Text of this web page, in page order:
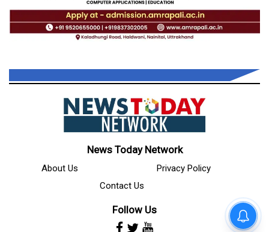
News Today Network
About Us
Privacy Policy
Contact Us
Follow Us